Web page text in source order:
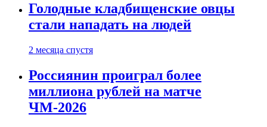
Голодные кладбищенские овцы
стали нападать на людей
2 месяца спустя
Россиянин проиграл более
миллиона рублей на матче
ЧМ-2026